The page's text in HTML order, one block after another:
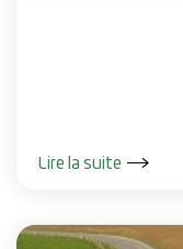
Lire la suite